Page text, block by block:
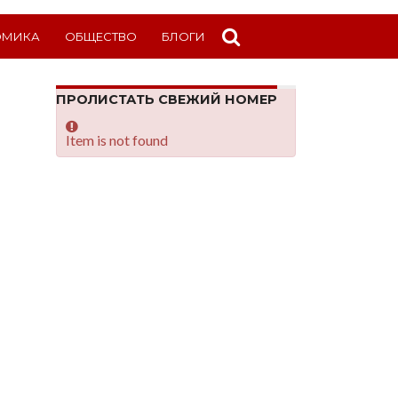
ОБЩЕСТВО БЛОГИ
ПРОЛИСТАТЬ СВЕЖИЙ НОМЕР
Item is not found